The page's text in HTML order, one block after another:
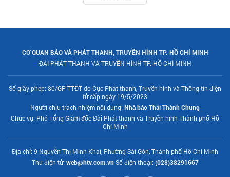
CƠ QUAN BÁO VÀ PHÁT THANH, TRUYỀN HÌNH TP. HỒ CHÍ MINH
ĐÀI PHÁT THANH VÀ TRUYỀN HÌNH TP. HỒ CHÍ MINH
Số giấy phép: 80/GP-TTĐT do Cục Phát thanh, Truyền hình và Thông tin điện
tử cấp ngày 19/5/2023
Người chịu trách nhiệm nội dung: Nhà báo Thái Thành Chung
Chức vụ: Phó Tổng Giám đốc Đài Phát thanh và Truyền hình Thành phố Hồ
Chí Minh
Địa chỉ: 9 Nguyễn Thị Minh Khai, Phường Sài Gòn, Thành phố Hồ Chí Minh
Thư điện tử: web@htv.com.vnSố điện thoại: (028)38291667